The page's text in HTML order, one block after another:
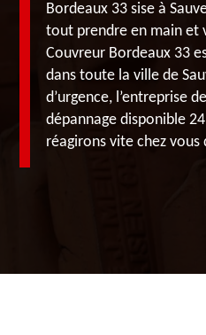
Bordeaux 33 sise à
tout prendre en main et
Couvreur Bordeaux 33
dans toute la ville de
d’urgence, l’entreprise
dépannage disponible
réagirons vite chez vous